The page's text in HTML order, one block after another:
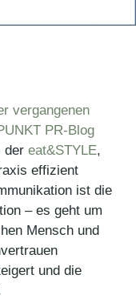
vergangenen
PR-Blog
der eat&STYLE,
effizient
ist die
– es geht um
Mensch und
und die